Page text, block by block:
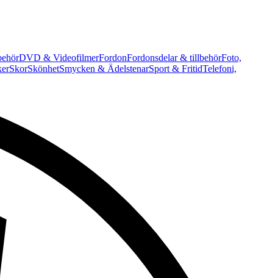
DVD & VideofilmerFordonFordonsdelar & tillbehörFoto,
SkorSkönhetSmycken & ÄdelstenarSport & FritidTelefoni,